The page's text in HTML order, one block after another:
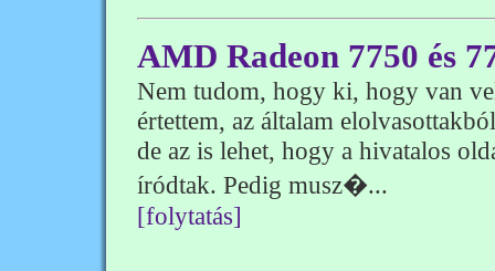
AMD Radeon 7750 és
Nem tudom, hogy ki, hogy van
értettem, az általam
de az is lehet, hogy a hivatalos
íródtak. Pedig musz�...
[folytatás]